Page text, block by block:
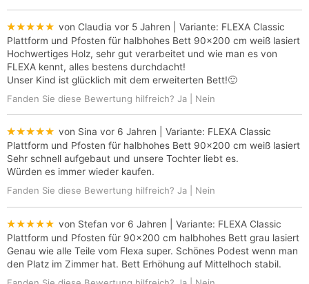
★★★★★ von Claudia vor 5 Jahren | Variante: FLEXA Classic
Plattform und Pfosten für halbhohes Bett 90x200 cm weiß lasiert
Hochwertiges Holz, sehr gut verarbeitet und wie man es von
FLEXA kennt, alles bestens durchdacht!
Unser Kind ist glücklich mit dem erweiterten Bett!🙂
Fanden Sie diese Bewertung hilfreich? Ja Nein
★★★★★ von Sina vor 6 Jahren | Variante: FLEXA Classic
Plattform und Pfosten für halbhohes Bett 90x200 cm weiß lasiert
Sehr schnell aufgebaut und unsere Tochter liebt es.
Würden es immer wieder kaufen.
Fanden Sie diese Bewertung hilfreich? Ja Nein
★★★★★ von Stefan vor 6 Jahren | Variante: FLEXA Classic
Plattform und Pfosten für 90x200 cm halbhohes Bett grau lasiert
Genau wie alle Teile vom Flexa super. Schönes Podest wenn man
den Platz im Zimmer hat. Bett Erhöhung auf Mittelhoch stabil.